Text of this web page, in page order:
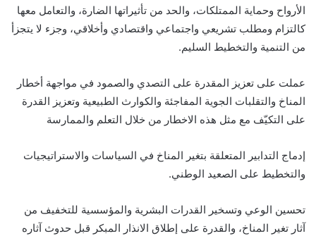
الأرواح وحماية الممتلكات، والحد من تأثيراتها الضارة، والتعامل معها
كالتزام ومطلب تشريعي واجتماعي واقتصادي وأخلاقي، وجزء لا يتجزأ
من التنمية والتخطيط السليم.
عملت على تعزيز المقدرة على التصدي والصمود في مواجهة أخطار
المناخ والتقلبات الجوية المفاجئة والكوارث الطبيعية وتعزيز القدرة
على التكيّف مع مثل هذه الاخطار من خلال التعلم والممارسة
إدماج التدابير المتعلقة بتغير المناخ في السياسات والاستراتيجيات
والتخطيط على الصعيد الوطني.
تحسين الوعي وتسخير القدرات البشرية والمؤسسية للتخفيف من
آثار تغير المناخ، والقدرة على إطلاق الانذار المبكر قبل حدوث آثاره